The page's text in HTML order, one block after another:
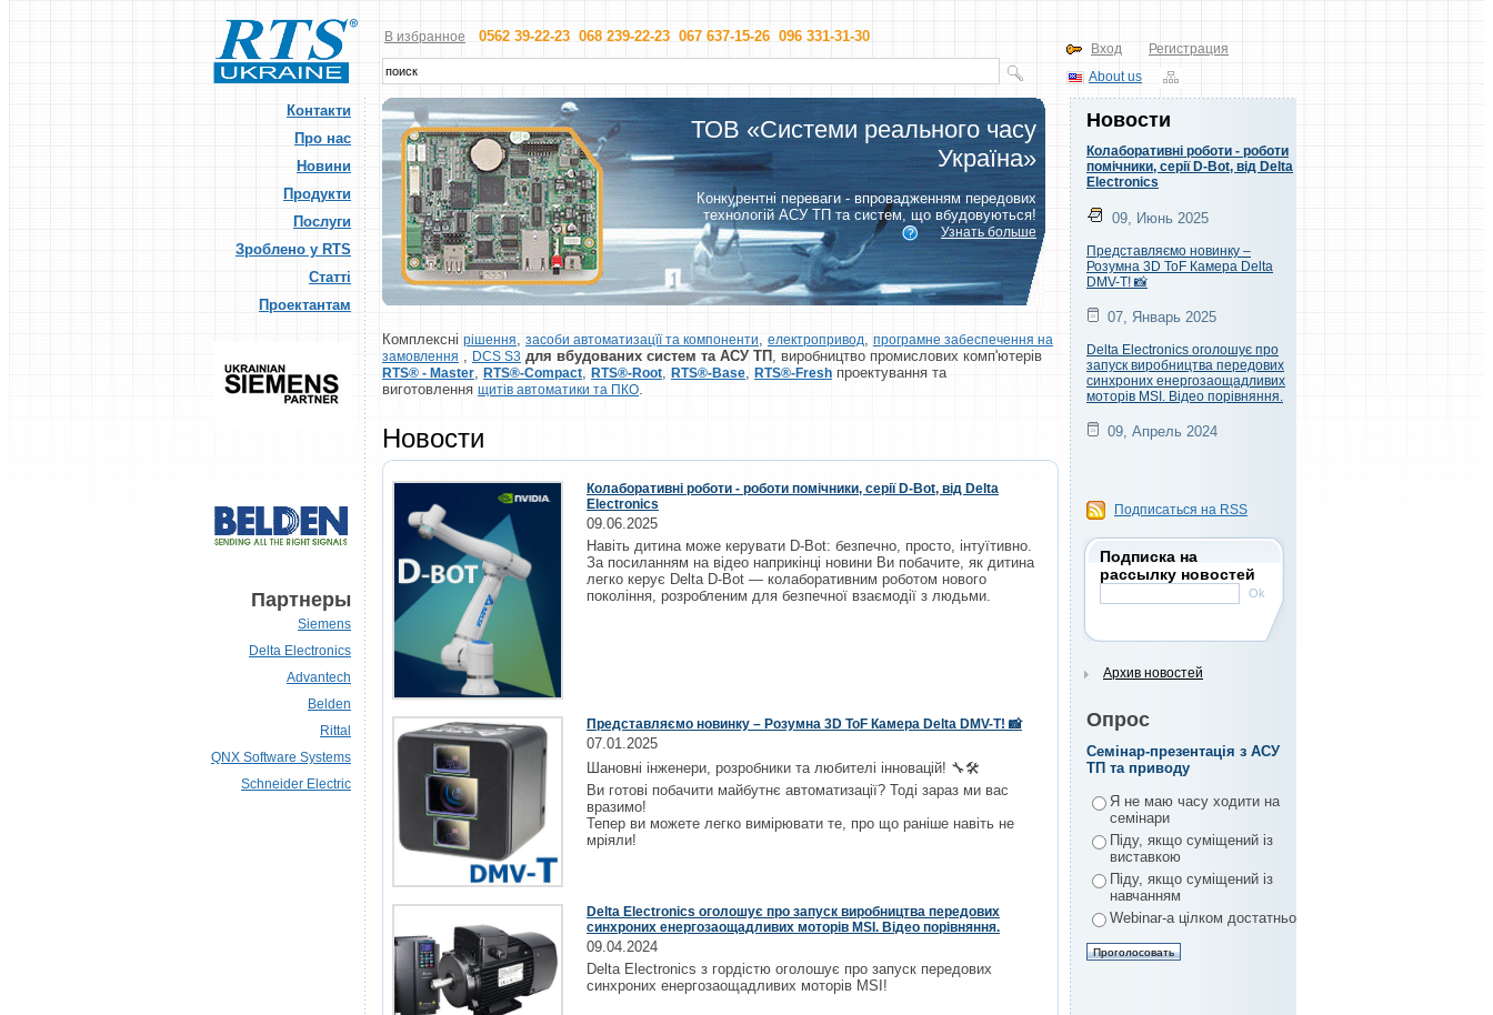
В избранное 0562 39-22-23 068 239-22-23 067 637-15-26 096 331-31-30
Вход
Регистрация
About us
Контакти
Про нас
Новини
Продукти
Послуги
Зроблено у RTS
Статті
Проектантам
Партнеры
Siemens
Delta Electronics
Advantech
Belden
Rittal
QNX Software Systems
Schneider Electric
ТОВ «Системи реального часу
Україна»
Конкурентні переваги - впровадженням передових
технологій АСУ ТП та систем, що вбудовуються!
Узнать больше
Комплексні рішення засоби автоматизацїї та компоненти електропривод програмне забеспечення на
замовлення
DCS S3 для вбудованих систем та АСУ ТП , виробництво промислових комп'ютерів
RTS® - Master RTS®-Compact RTS®-Root RTS®-Base RTS®-Fresh проектування та
виготовлення щитів автоматики та ПКО
Новости
Колаборативні роботи - роботи помічники, серії D-Bot, від Delta
Electronics
09.06.2025
Навіть дитина може керувати D-Bot: безпечно, просто, інтуїтивно.
За посиланням на відео наприкінці новини Ви побачите, як дитина
легко керує Delta D-Bot — колаборативним роботом нового
покоління, розробленим для безпечної взаємодії з людьми.
Представляємо новинку – Розумна 3D ToF Камера Delta DMV-T! 📸
07.01.2025
Шановні інженери, розробники та любителі інновацій! 🔧🛠️
Ви готові побачити майбутнє автоматизації? Тоді зараз ми вас
вразимо!
Тепер ви можете легко вимірювати те, про що раніше навіть не
мріяли!
Delta Electronics оголошує про запуск виробництва передових
синхроних енергозаощадливих моторів MSI. Відео порівняння.
09.04.2024
Delta Electronics з гордістю оголошує про запуск передових
синхроних енергозаощадливих моторів MSI!
Новости
Колаборативні роботи - роботи
помічники, серії D-Bot, від Delta
Electronics
09, Июнь 2025
Представляємо новинку –
Розумна 3D ToF Камера Delta
DMV-T! 📸
07, Январь 2025
Delta Electronics оголошує про
запуск виробництва передових
синхроних енергозаощадливих
моторів MSI. Відео порівняння.
09, Апрель 2024
Подписаться на RSS
Подписка на
рассылку новостей
Архив новостей
Опрос
Семінар-презентація з АСУ
ТП та приводу
Я не маю часу ходити на
семінари
Піду, якщо суміщений із
виставкою
Піду, якщо суміщений із
навчанням
Webinar-а цілком достатньо